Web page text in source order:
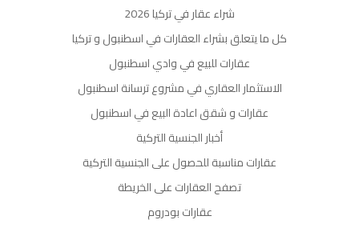
شراء عقار في تركيا 2026
كل ما يتعلق بشراء العقارات في اسطنبول و تركيا
عقارات للبيع في وادي اسطنبول
الاستثمار العقاري في مشروع ترسانة اسطنبول
عقارات و شقق اعادة البيع في اسطنبول
أخبار الجنسية التركية
عقارات مناسبة للحصول على الجنسية التركية
تصفح العقارات على الخريطة
عقارات بودروم